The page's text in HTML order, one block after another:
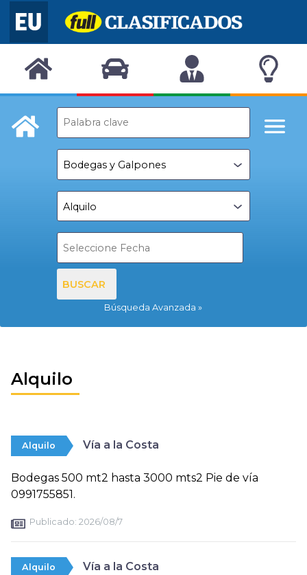
BUSCAR
Búsqueda Avanzada
Alquilo
Alquilo Vía a la Costa
Bodegas 500 mt2 hasta 3000 mts2 Pie de vía
0991755851.
Publicado: 2026/08/7
Alquilo Vía a la Costa